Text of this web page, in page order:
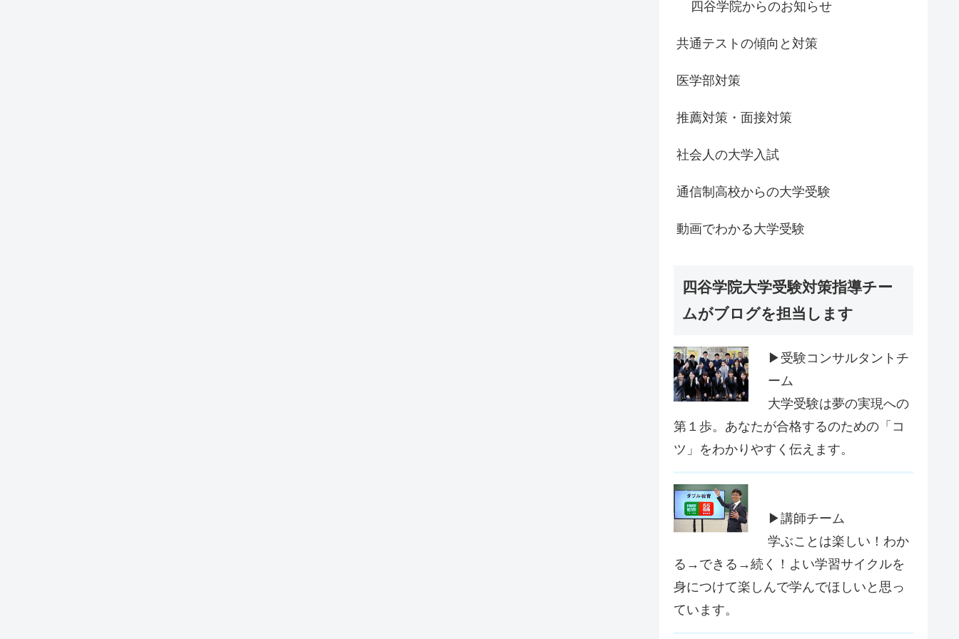
四谷学院からのお知らせ
共通テストの傾向と対策
医学部対策
推薦対策・面接対策
社会人の大学入試
通信制高校からの大学受験
動画でわかる大学受験
四谷学院大学受験対策指導チー
ムがブログを担当します
▶受験コンサルタントチ
ーム
大学受験は夢の実現への
第１歩。あなたが合格するのための「コ
ツ」をわかりやすく伝えます。
▶講師チーム
学ぶことは楽しい！わか
る→できる→続く！よい学習サイクルを
身につけて楽しんで学んでほしいと思っ
ています。